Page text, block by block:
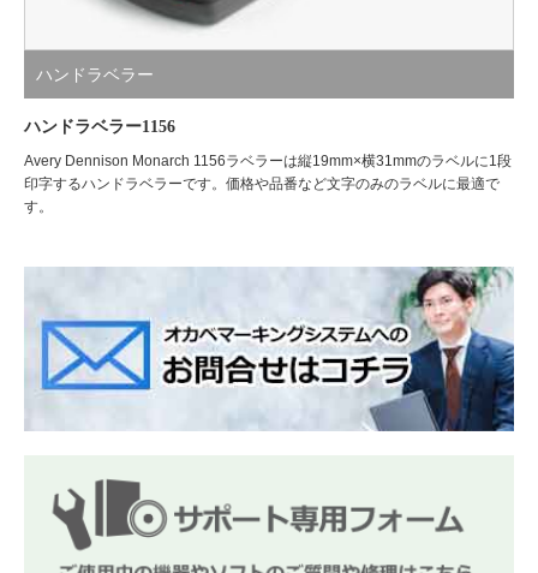
ハンドラベラー
ハンドラベラー1156
Avery Dennison Monarch 1156ラベラーは縦19mm×横31mmのラベルに1段
印字するハンドラベラーです。価格や品番など文字のみのラベルに最適で
す。